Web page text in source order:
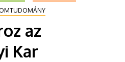
az
Kar